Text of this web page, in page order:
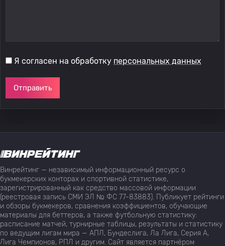
Я согласен на обработку персональных данных
Отправить
Винрейтинг — независимый информационный ресурс о
букмекерских конторах и спортивной статистике,
зарегистрированный как средство массовой информации
(реестровая запись СМИ ЭЛ № ФС 77-83883). Публикует рейтинги
и обзоры букмекеров, сравнения коэффициентов, обучающие
материалы для беттеров, а также футбольную статистику:
расписание матчей, турнирные таблицы, результаты и статистику
по ведущим лигам мира — АПЛ, Бундеслига, Ла Лига, Серия А,
Лига Чемпионов, РПЛ и другим. Сайт является партнёром